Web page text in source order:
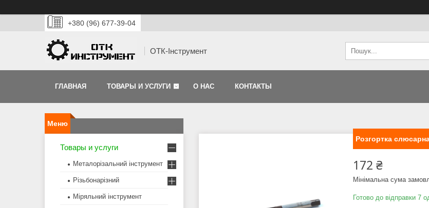
+380 (96) 677-39-04
ОТК-Інструмент
ГЛАВНАЯ ТОВАРЫ И УСЛУГИ О НАС КОНТАКТЫ
Розгортка
172 ₴
Мінімальна сума
Готово до відправки 7
Товары и услуги
Металорізальний інструмент
Різьбонарізний
Міряльний інструмент